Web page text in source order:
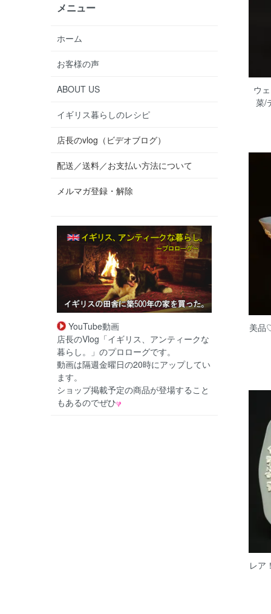
ウ
菜/
美品
レア
メニュー
ホーム
お客様の声
ABOUT US
イギリス暮らしのレシピ
店長のvlog（ビデオブログ）
配送／送料／お支払い方法について
メルマガ登録・解除
YouTube動画
店長のVlog「イギリス、アンティークな
暮らし。」のプロローグです。
動画は隔週金曜日の20時にアップしてい
ます。
ショップ掲載予定の商品が登場すること
もあるのでぜひ